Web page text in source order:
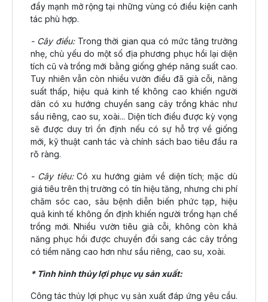
đẩy mạnh mở rộng tại những vùng có điều kiện canh
tác phù hợp.
- Cây điều:Trong thời gian qua có mức tăng trưởng
nhẹ, chủ yếu do một số địa phương phục hồi lại diện
tích cũ và trồng mới bằng giống ghép năng suất cao.
Tuy nhiên vẫn còn nhiều vườn điều đã già cỗi, năng
suất thấp, hiệu quả kinh tế không cao khiến người
dân có xu hướng chuyển sang cây trồng khác như
sầu riêng, cao su, xoài... Diện tích điều được kỳ vọng
sẽ được duy trì ổn định nếu có sự hỗ trợ về giống
mới, kỹ thuật canh tác và chính sách bao tiêu đầu ra
rõ ràng.
- Cây tiêu:Có xu hướng giảm về diện tích; mặc dù
giá tiêu trên thị trường có tín hiệu tăng, nhưng chi phí
chăm sóc cao, sâu bệnh diễn biến phức tạp, hiệu
quả kinh tế không ổn định khiến người trồng hạn chế
trồng mới. Nhiều vườn tiêu già cỗi, không còn khả
năng phục hồi được chuyển đổi sang các cây trồng
có tiềm năng cao hơn như sầu riêng, cao su, xoài.
* Tình hình thủy lợi phục vụ sản xuất:
Công tác thủy lợi phục vụ sản xuất đáp ứng yêu cầu.